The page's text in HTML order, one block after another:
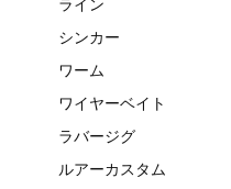
シンカー
ワーム
ワイヤーベイト
ラバージグ
ルアーカスタム